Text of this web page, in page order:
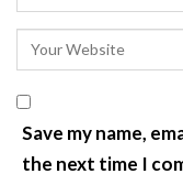
Save my name,
the next time I